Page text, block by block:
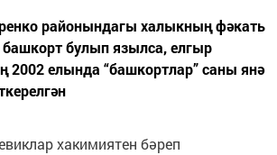
районындагы халыкның фәкать
булып язылса, елгыр
2002 елында “башкортлар” саны янә
хакимиятен бәреп